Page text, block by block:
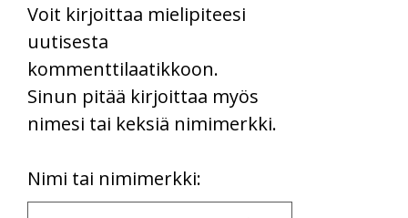
Voit kirjoittaa mielipiteesi
uutisesta
kommenttilaatikkoon.
Sinun pitää kirjoittaa myös
nimesi tai keksiä nimimerkki.
Nimi tai nimimerkki:
Name